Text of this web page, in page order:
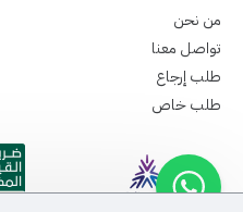
من نحن
تواصل معنا
طلب إرجاع
طلب خاص